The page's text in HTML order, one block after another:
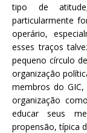
tipo de
particularmente
operário,
esses traços
pequeno círculo
organização
membros do
organização
educar seus
propensão, típica